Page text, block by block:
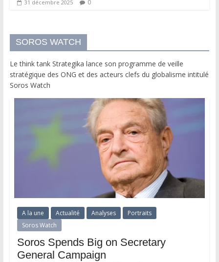
31 décembre 2025 0
SOROS WATCH
Le think tank Strategika lance son programme de veille
stratégique des ONG et des acteurs clefs du globalisme intitulé
Soros Watch
A la une Actualité Analyses
Portraits
Soros Watch
Soros Spends Big on Secretary
General Campaign